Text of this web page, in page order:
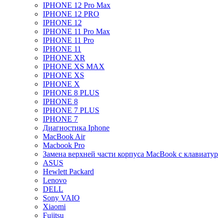
IPHONE 12 Pro Max
IPHONE 12 PRO
IPHONE 12
IPHONE 11 Pro Max
IPHONE 11 Pro
IPHONE 11
IPHONE XR
IPHONE XS MAX
IPHONE XS
IPHONE X
IPHONE 8 PLUS
IPHONE 8
IPHONE 7 PLUS
IPHONE 7
Диагностика Iphone
MacBook Air
Macbook Pro
Замена верхней части корпуса MacBook с
ASUS
Hewlett Packard
Lenovo
DELL
Sony VAIO
Xiaomi
Fujitsu